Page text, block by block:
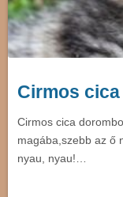
Cirmos
Cirmos cica
magába,szebb az ő
nyau, nyau!…